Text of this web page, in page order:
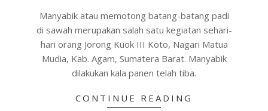
15
Manyabik atau memotong batang-batang padi
di sawah merupakan salah satu kegiatan sehari-
hari orang Jorong Kuok III Koto, Nagari Matua
Mudia, Kab. Agam, Sumatera Barat. Manyabik
dilakukan kala panen telah tiba.
CONTINUE READING